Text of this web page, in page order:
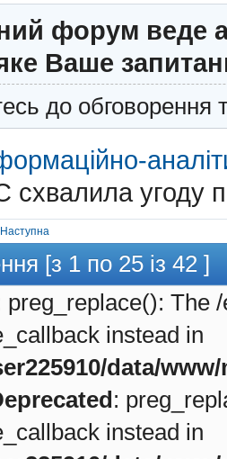
форум веде
Ваше
до обговорення
угоду
Наступна
[з 1 по 25 із 42 ]
preg_replace(): The
instead in
data/
:
instead in